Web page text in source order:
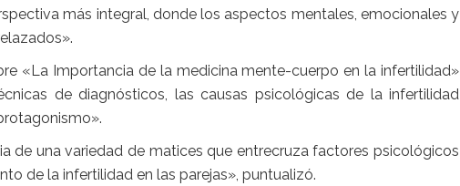
más integral, donde los aspectos mentales, emocionales y
«La Importancia de la medicina mente-cuerpo en la infertilidad»
de diagnósticos, las causas psicológicas de la infertilidad
de una variedad de matices que entrecruza factores psicológicos
de la infertilidad en las parejas», puntualizó.